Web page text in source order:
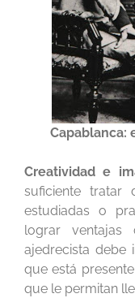
Capablanca:
Creatividad e
suficiente tratar
estudiadas o
lograr
ajedrecista debe
que está
que le permitan